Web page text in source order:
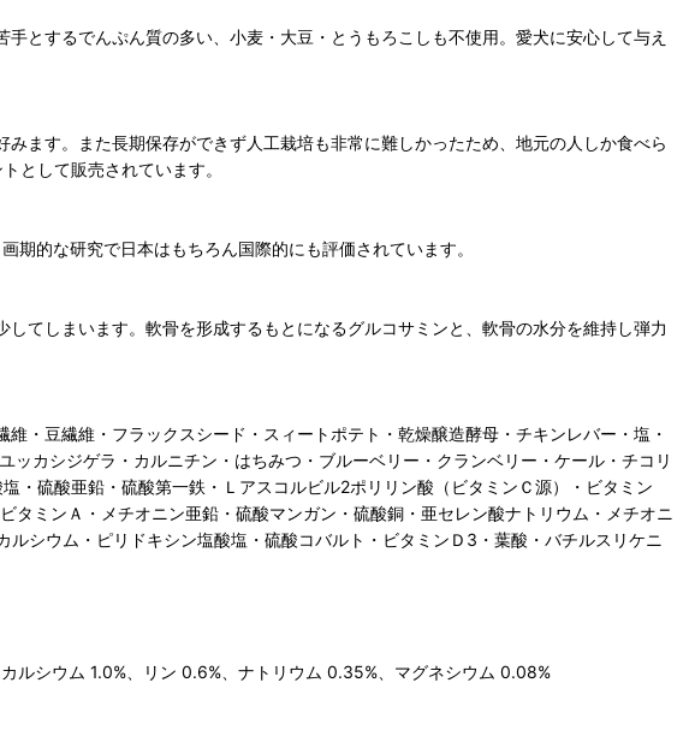
とするでんぷん質の多い、小麦・大豆・とうもろこしも不使用。愛犬に安心して与え
ます。また長期保存ができず人工栽培も非常に難しかったため、地元の人しか食べら
として販売されています。
的な研究で日本はもちろん国際的にも評価されています。
てしまいます。軟骨を形成するもとになるグルコサミンと、軟骨の水分を維持し弾力
・豆繊維・フラックスシード・スィートポテト・乾燥醸造酵母・チキンレバー・塩・
カシジゲラ・カルニチン・はちみつ・ブルーベリー・クランベリー・ケール・チコリ
硫酸亜鉛・硫酸第一鉄・Ｌアスコルビル2ポリリン酸（ビタミンＣ源）・ビタミン
ミンＡ・メチオニン亜鉛・硫酸マンガン・硫酸銅・亜セレン酸ナトリウム・メチオニ
シウム・ピリドキシン塩酸塩・硫酸コバルト・ビタミンＤ3・葉酸・バチルスリケニ
シウム 1.0%、リン 0.6%、ナトリウム 0.35%、マグネシウム 0.08%